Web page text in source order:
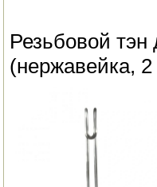
СОЛОМОРЕЗКИ
АВТОКЛАВЫ
ДЛЯ ОГОРОДА
НАВЕСНОЕ ДЛЯ
СЕПАРАТОРЫ И
Резьбовой тэн
(нержавейка,